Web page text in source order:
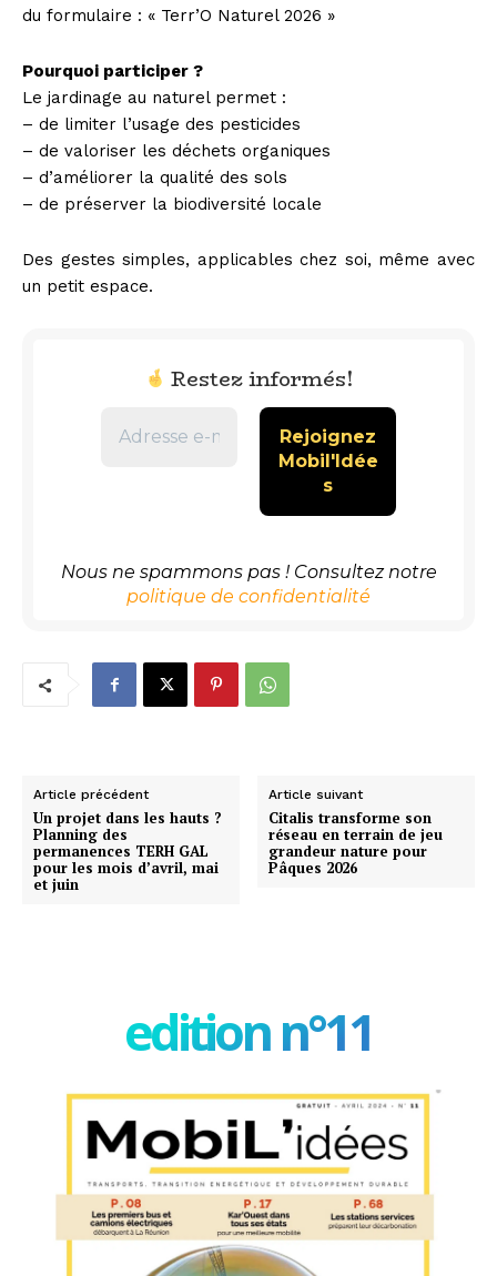
du formulaire : « Terr’O Naturel 2026 »
Pourquoi participer ?
Le jardinage au naturel permet :
– de limiter l’usage des pesticides
– de valoriser les déchets organiques
– d’améliorer la qualité des sols
– de préserver la biodiversité locale
Des gestes simples, applicables chez soi, même avec
un petit espace.
Restez informés!
Nous ne spammons pas ! Consultez notre
politique de confidentialité
Article précédent
Un projet dans les hauts ?
Planning des
permanences TERH GAL
pour les mois d’avril, mai
et juin
Article suivant
Citalis transforme son
réseau en terrain de jeu
grandeur nature pour
Pâques 2026
edition n°11